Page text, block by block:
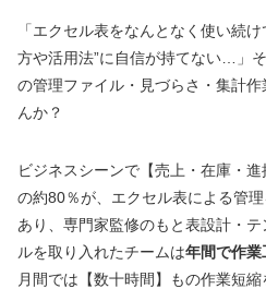
「エクセル表をなんとなく使い続
方や活用法”に自信が持てない…」
の管理ファイル・見づらさ・集計
んか？
ビジネスシーンで【売上・在庫・
の約80％が、エクセル表による管
あり、専門家監修のもと表設計・
ルを取り入れたチームは年間で作業
月間では【数十時間】もの作業短縮